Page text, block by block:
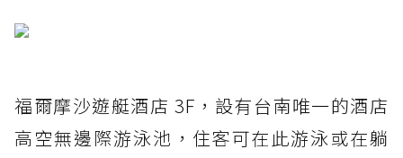
福爾摩沙遊艇酒店 3F，設有台南唯一的酒店
高空無邊際游泳池，住客可在此游泳或在躺